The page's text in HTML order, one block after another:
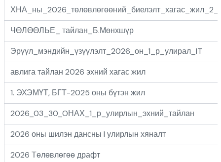
ЧӨЛӨӨЛЬЕ_ тайлан_Б.Мөнхшүр
Эрүүл_мэндийн_үзүүлэлт_2026_он_1_р_улирал_IT
авлига тайлан 2026 эхний хагас жил
1. ЭХЭМҮТ, БГТ-2025 оны бүтэн жил
2026_03_30_OНАХ_1_р_улирлын_эхний_тайлан
2026 оны шилэн дансны I улирлын хяналт
2026 Төлөвлөгөө драфт